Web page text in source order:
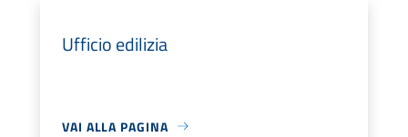
Ufficio edilizia
VAI ALLA PAGINA